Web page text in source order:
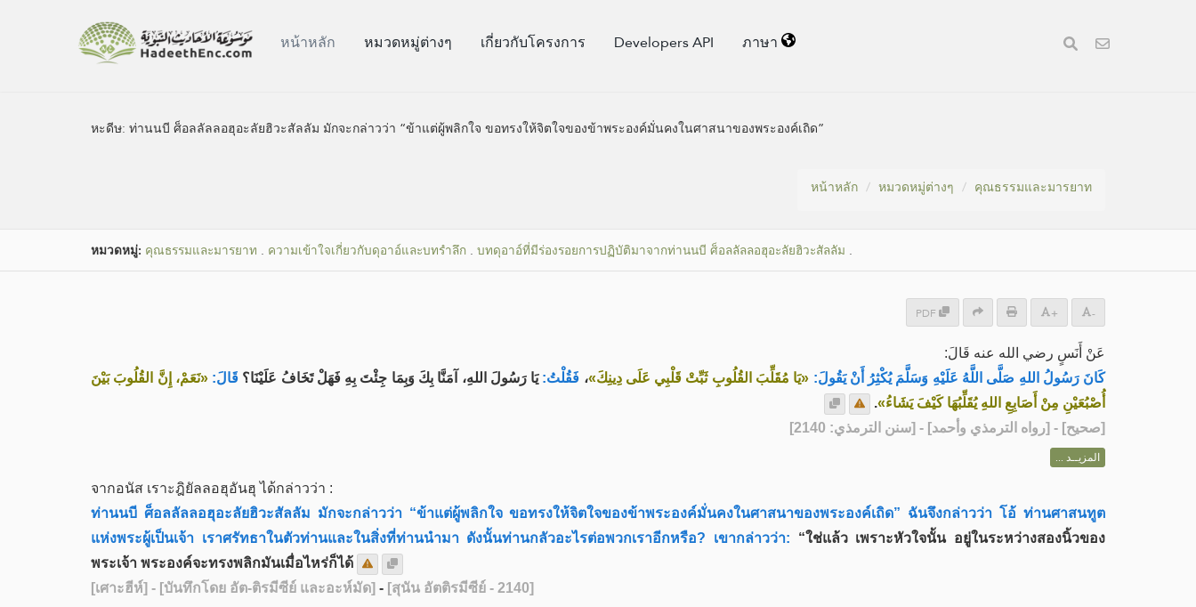
หน้าหลัก หมวดหมู่​ต่างๆ เกี่ยวกับโครงการ Developers API ภาษา
หะดีษ:ท่านนบี ศ็อลลัลลอฮุอะลัยฮิวะสัลลัม มักจะกล่าวว่า “ข้าแต่ผู้พลิกใจ ขอทรงให้จิตใจของข้าพระองค์มั่นคงในศาสนาของพระองค์เถิด”
หน้าหลัก หมวดหมู่​ต่างๆ คุณธรรมและมารยาท
หมวดหมู่​: คุณธรรมและมารยาท . ความเข้าใจเกี่ยวกับดุอาอ์และบทรำลึก . บทดุอาอ์ที่มีร่องรอยการปฏิบัติมาจากท่านนบี ศ็อลลัลลอฮุอะลัยฮิวะสัลลัม .
PDF + -
عَنْ أَنَسٍ رضي الله عنه قَالَ:
كَانَ رَسُولُ اللهِ صَلَّى اللَّهُ عَلَيْهِ وَسَلَّمَ يُكْثِرُ أَنْ يَقُولَ: «يَا مُقَلِّبَ القُلُوبِ ثَبِّتْ قَلْبِي عَلَى دِينِكَ»، فَقُلْتُ: يَا رَسُولَ اللهِ، آمَنَّا بِكَ وَبِمَا جِئْتَ بِهِ فَهَلْ تَخَافُ عَلَيْنَا؟ قَالَ: «نَعَمْ، إِنَّ القُلُوبَ بَيْنَ
أُصْبُعَيْنِ مِنْ أَصَابِعِ اللهِ يُقَلِّبُهَا كَيْفَ يَشَاءُ».
[صحيح] - [رواه الترمذي وأحمد] - [سنن الترمذي: 2140]
المزيــد ...
จากอนัส เราะฎิยัลลอฮุอันฮุ ได้กล่าวว่า :
ท่านนบี ศ็อลลัลลอฮุอะลัยฮิวะสัลลัม มักจะกล่าวว่า “ข้าแต่ผู้พลิกใจ ขอทรงให้จิตใจของข้าพระองค์มั่นคงในศาสนาของพระองค์เถิด” ฉันจึงกล่าวว่า โอ้ ท่านศาสนทูต
แห่งพระผู้เป็นเจ้า เราศรัทธาในตัวท่านและในสิ่งที่ท่านนำมา ดังนั้นท่านกลัวอะไรต่อพวกเราอีกหรือ? เขากล่าวว่า: “ใช่แล้ว เพราะหัวใจนั้น อยู่ในระหว่างสองนิ้วของ
พระเจ้า พระองค์จะทรงพลิกมันเมื่อไหร่ก็ได้
[เศาะฮีห์] - [บันทึกโดย อัต-ติรมีซีย์ และอะห์มัด] - [สุนัน อัตติรมีซีย์ - 2140]